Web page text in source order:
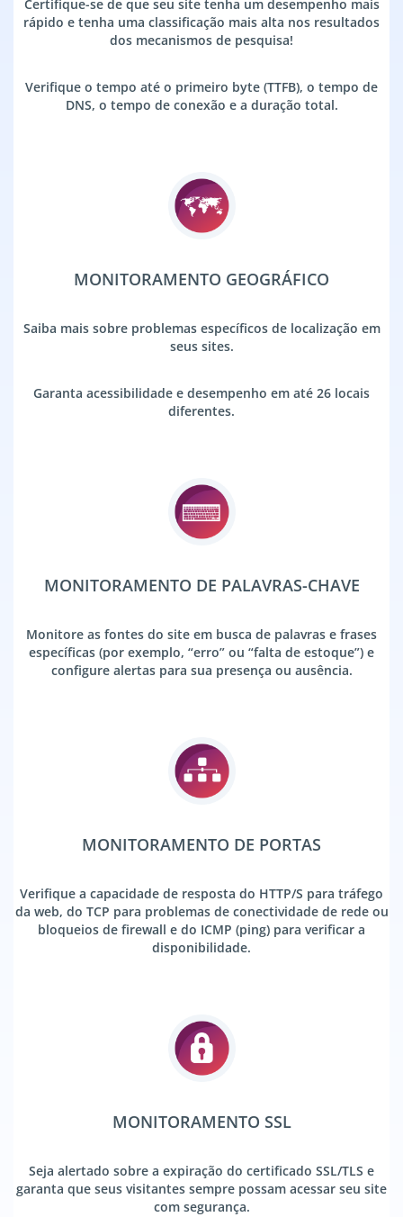
Certifique-se de que seu site tenha um desempenho mais
rápido e tenha uma classificação mais alta nos resultados
dos mecanismos de pesquisa!
Verifique o tempo até o primeiro byte (TTFB), o tempo de
DNS, o tempo de conexão e a duração total.
MONITORAMENTO GEOGRÁFICO
Saiba mais sobre problemas específicos de localização em
seus sites.
Garanta acessibilidade e desempenho em até 26 locais
diferentes.
MONITORAMENTO DE PALAVRAS-CHAVE
Monitore as fontes do site em busca de palavras e frases
específicas (por exemplo, “erro” ou “falta de estoque”) e
configure alertas para sua presença ou ausência.
MONITORAMENTO DE PORTAS
Verifique a capacidade de resposta do HTTP/S para tráfego
da web, do TCP para problemas de conectividade de rede ou
bloqueios de firewall e do ICMP (ping) para verificar a
disponibilidade.
MONITORAMENTO SSL
Seja alertado sobre a expiração do certificado SSL/TLS e
garanta que seus visitantes sempre possam acessar seu site
com segurança.